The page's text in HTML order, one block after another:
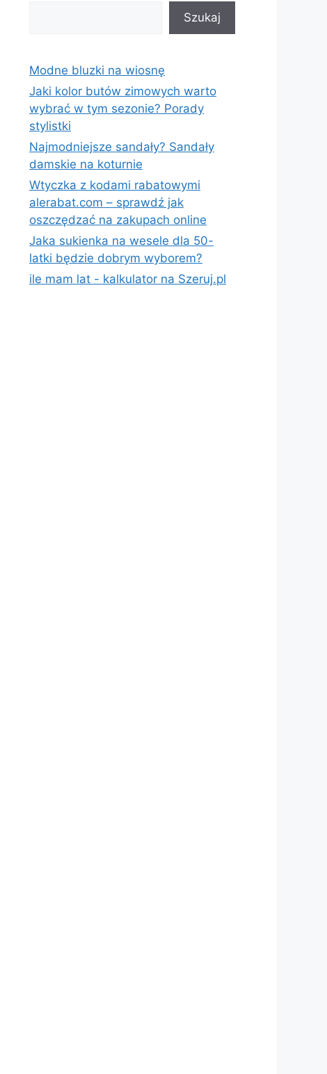
Szukaj
Modne bluzki na wiosnę
Jaki kolor butów zimowych warto
wybrać w tym sezonie? Porady
stylistki
Najmodniejsze sandały? Sandały
damskie na koturnie
Wtyczka z kodami rabatowymi
alerabat.com – sprawdź jak
oszczędzać na zakupach online
Jaka sukienka na wesele dla 50-
latki będzie dobrym wyborem?
ile mam lat - kalkulator na Szeruj.pl